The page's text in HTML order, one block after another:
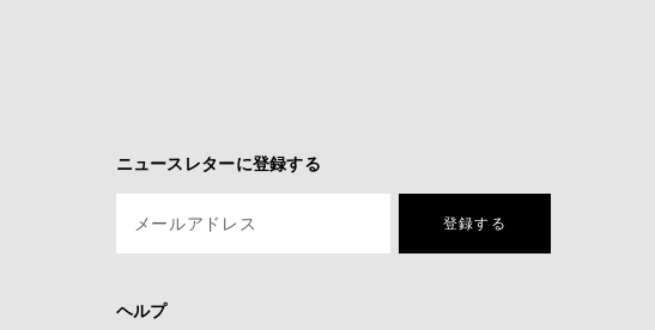
ニュースレターに登録する
メールアドレス 登録する
ヘルプ